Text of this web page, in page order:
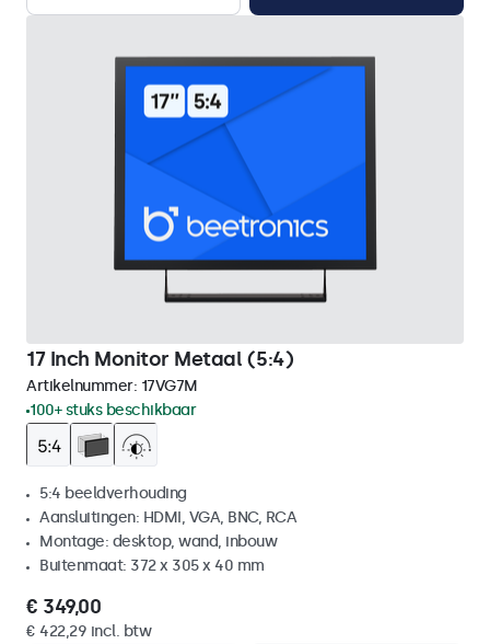
17 Inch Monitor Metaal (5:4)
Artikelnummer: 17VG7M
100+ stuks beschikbaar
5:4 beeldverhouding
Aansluitingen: HDMI, VGA, BNC, RCA
Montage: desktop, wand, inbouw
Buitenmaat: 372 x 305 x 40 mm
€ 349,00
€ 422,29 incl. btw